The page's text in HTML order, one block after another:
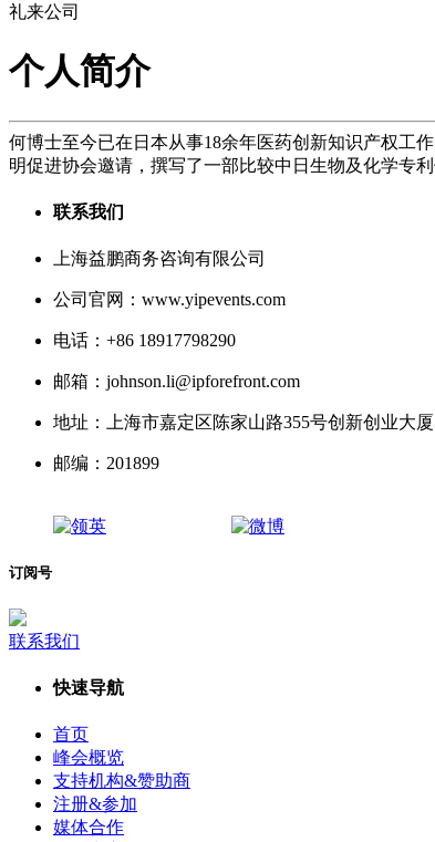
礼来公司
个人简介
何博士至今已在日本从事18余年医药创新知识产权工
明促进协会邀请，撰写了一部比较中日生物及化学专
联系我们
上海益鹏商务咨询有限公司
公司官网：www.yipevents.com
电话：+86 18917798290
邮箱：johnson.li@ipforefront.com
地址：上海市嘉定区陈家山路355号创新创业大厦
邮编：201899
订阅号
联系我们
快速导航
首页
峰会概览
支持机构&赞助商
注册&参加
媒体合作